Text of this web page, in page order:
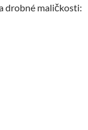
drobné maličkosti: